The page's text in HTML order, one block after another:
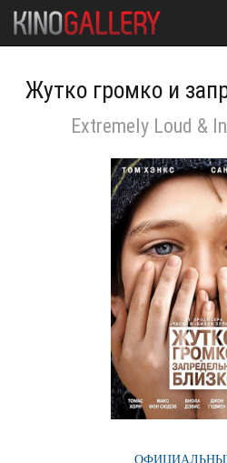
Жутко громко и
Extremely Loud &